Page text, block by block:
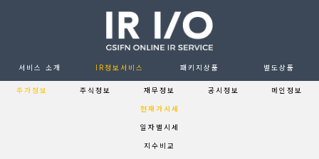
서비스 소개 IR정보서비스
주가정보
현재가시세
일자별시세
지수비교
주식정보 재무정보 공시정보 메인정보
패키지상품 별도상품